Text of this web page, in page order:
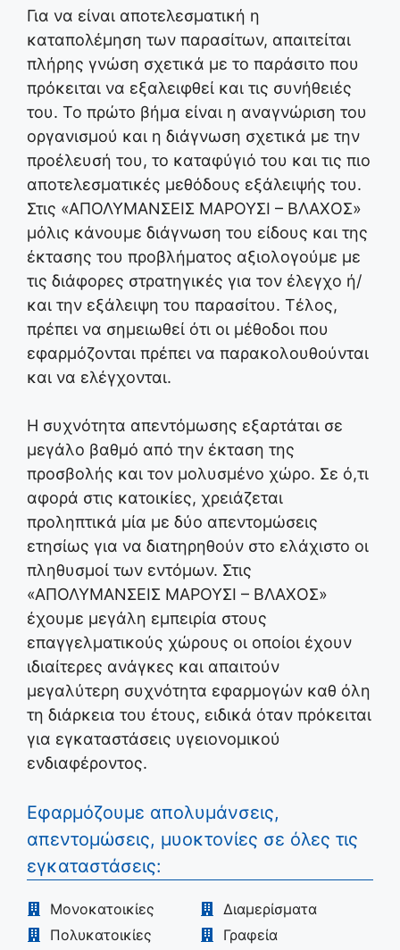
Για να είναι αποτελεσματική η
καταπολέμηση των παρασίτων, απαιτείται
πλήρης γνώση σχετικά με το παράσιτο που
πρόκειται να εξαλειφθεί και τις συνήθειές
του. Το πρώτο βήμα είναι η αναγνώριση του
οργανισμού και η διάγνωση σχετικά με την
προέλευσή του, το καταφύγιό του και τις πιο
αποτελεσματικές μεθόδους εξάλειψής του.
Στις «ΑΠΟΛΥΜΑΝΣΕΙΣ ΜΑΡΟΥΣΙ – ΒΛΑΧΟΣ»
μόλις κάνουμε διάγνωση του είδους και της
έκτασης του προβλήματος αξιολογούμε με
τις διάφορες στρατηγικές για τον έλεγχο ή/
και την εξάλειψη του παρασίτου. Τέλος,
πρέπει να σημειωθεί ότι οι μέθοδοι που
εφαρμόζονται πρέπει να παρακολουθούνται
και να ελέγχονται.
Η συχνότητα απεντόμωσης εξαρτάται σε
μεγάλο βαθμό από την έκταση της
προσβολής και τον μολυσμένο χώρο. Σε ό,τι
αφορά στις κατοικίες, χρειάζεται
προληπτικά μία με δύο απεντομώσεις
ετησίως για να διατηρηθούν στο ελάχιστο οι
πληθυσμοί των εντόμων. Στις
«ΑΠΟΛΥΜΑΝΣΕΙΣ ΜΑΡΟΥΣΙ – ΒΛΑΧΟΣ»
έχουμε μεγάλη εμπειρία στους
επαγγελματικούς χώρους οι οποίοι έχουν
ιδιαίτερες ανάγκες και απαιτούν
μεγαλύτερη συχνότητα εφαρμογών καθ όλη
τη διάρκεια του έτους, ειδικά όταν πρόκειται
για εγκαταστάσεις υγειονομικού
ενδιαφέροντος.
Εφαρμόζουμε απολυμάνσεις,
απεντομώσεις, μυοκτονίες σε όλες τις
εγκαταστάσεις:
Μονοκατοικίες
Διαμερίσματα
Πολυκατοικίες
Γραφεία